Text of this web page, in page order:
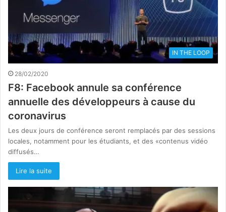
IN THE LOOP
28/02/2020
F8: Facebook annule sa conférence
annuelle des développeurs à cause du
coronavirus
Les deux jours de conférence seront remplacés par des sessions
locales, notamment pour les étudiants, et des «contenus vidéo
diffusés…
Lire la suite